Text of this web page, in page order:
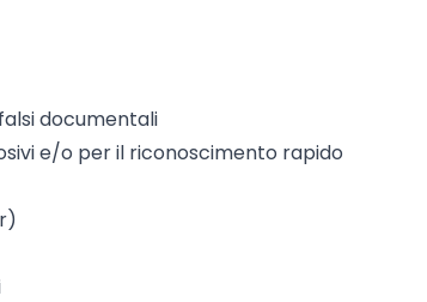
documentali
e/o per il riconoscimento rapido